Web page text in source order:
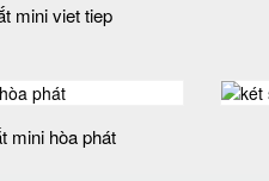
mini viet tiep
mini hòa phát